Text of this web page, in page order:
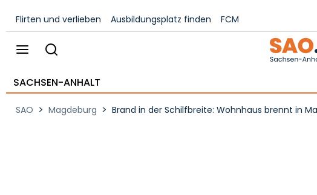
Flirten und verlieben Ausbildungsplatz finden FCM
SACHSEN-ANHALT
SAO > Magdeburg > Brand in der Schilfbreite: Wohnhaus brennt in